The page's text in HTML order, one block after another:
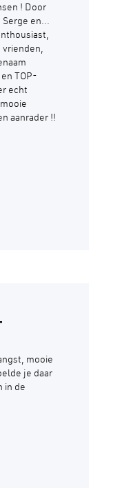
! Door
en...
vrienden,
TOP-
echt
aanrader !!
mooie
je daar
in de